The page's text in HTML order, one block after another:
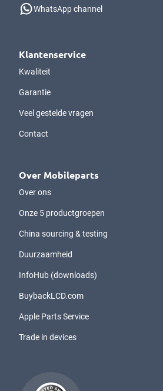
WhatsApp channel
Klantenservice
Kwaliteit
Garantie
Veel gestelde vragen
Contact
Over Mobileparts
Over ons
Onze 5 productgroepen
China sourcing & testing
Duurzaamheid
InfoHub (downloads)
BuybackLCD.com
Apple Parts Service
Trade in devices